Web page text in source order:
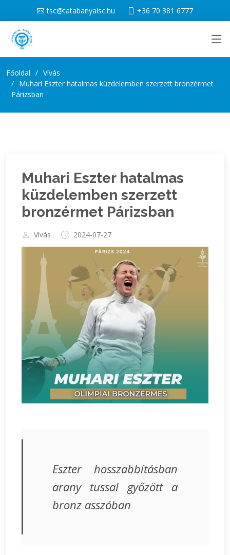
tsc@tatabanyaisc.hu +36 70 381 6777
Főoldal
Vívás
Muhari Eszter hatalmas küzdelemben szerzett bronzérmet
Párizsban
Muhari Eszter hatalmas
küzdelemben szerzett
bronzérmet Párizsban
Vívás 2024-07-27
Eszter hosszabbításban
arany tussal győzött a
bronz asszóban